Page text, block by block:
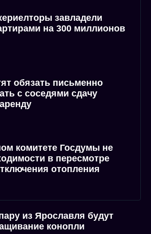
завладели
на 300 миллионов
обязать письменно
с соседями сдачу
комитете Госдумы не
в пересмотре
отопления
из Ярославля будут
конопли